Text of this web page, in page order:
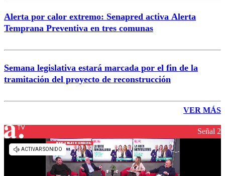
Alerta por calor extremo: Senapred activa Alerta
Temprana Preventiva en tres comunas
Semana legislativa estará marcada por el fin de la
tramitación del proyecto de reconstrucción
VER MÁS
Señal 2